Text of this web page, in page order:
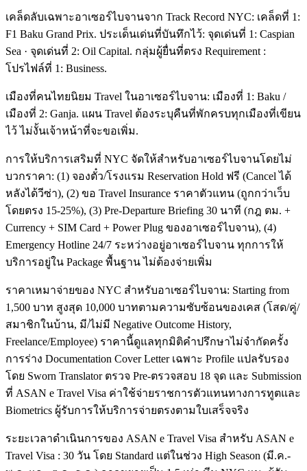
เคล็ดลับเฉพาะอาเซอร์ไบจานจาก Track Record NYC: เคล็ดที่ 1:
F1 Baku Grand Prix. ประเด็นเด่นที่บันทึกไว้: จุดเด่นที่ 1: Caspian
Sea · จุดเด่นที่ 2: Oil Capital. กลุ่มผู้ยื่นที่ตรง Requirement :
โปรไฟล์ที่ 1: Business.
เมืองที่คนไทยนิยม Travel ในอาเซอร์ไบจาน: เมืองที่ 1: Baku /
เมืองที่ 2: Ganja. แผน Travel ต้องระบุคืนที่พักครบทุกเมืองที่เขียน
ไว้ ไม่งั้นเจ้าหน้าที่จะขอเพิ่ม.
การให้บริการเสริมที่ NYC จัดให้สำหรับอาเซอร์ไบจานโดยไม่
บวกราคา: (1) จองตั๋ว/โรงแรม Reservation Hold ฟรี (Cancel ได้
หลังได้วีซ่า), (2) ขอ Travel Insurance ราคาตัวแทน (ถูกกว่าเว็บ
โดยตรง 15-25%), (3) Pre-Departure Briefing 30 นาที (กฎ ตม. +
Currency + SIM Card + Power Plug ของอาเซอร์ไบจาน), (4)
Emergency Hotline 24/7 ระหว่างอยู่อาเซอร์ไบจาน ทุกการให้
บริการอยู่ใน Package พื้นฐาน ไม่ต้องจ่ายเพิ่ม
ราคาเหมาจ่ายของ NYC สำหรับอาเซอร์ไบจาน: Starting from
1,500 บาท สูงสุด 10,000 บาทตามความซับซ้อนของเคส (โสด/คู่/
สมาชิกในบ้าน, มี/ไม่มี Negative Outcome History,
Freelance/Employee) ราคานี้ดูแลทุกมิติคำปรึกษาไม่จำกัดครั้ง
การร่าง Documentation Cover Letter เฉพาะ Profile แปลรับรอง
โดย Sworn Translator ตรวจ Pre-ตรวจสอบ 18 จุด และ Submission
ที่ ASAN e Travel Visa ค่าใช้จ่ายราชการตัวแทนทางการทูตและ
Biometrics ผู้รับการให้บริการจ่ายตรงตามใบเสร็จจริง
ระยะเวลาดำเนินการของ ASAN e Travel Visa สำหรับ ASAN e
Travel Visa : 30 วัน โดย Standard แต่ในช่วง High Season (มี.ค.-